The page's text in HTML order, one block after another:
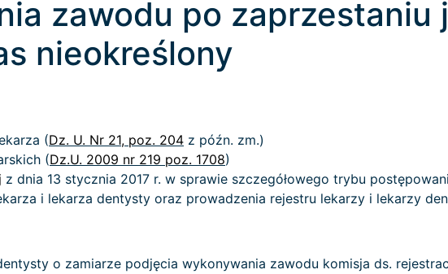
zawodu po zaprzestaniu
nieokreślony
(Dz. U. Nr 21, poz. 204 z późn. zm.)
(Dz.U. 2009 nr 219 poz. 1708)
z dnia 13 stycznia 2017 r. w sprawie szczegółowego trybu
i lekarza dentysty oraz prowadzenia rejestru lekarzy i lekarzy
o zamiarze podjęcia wykonywania zawodu komisja ds.